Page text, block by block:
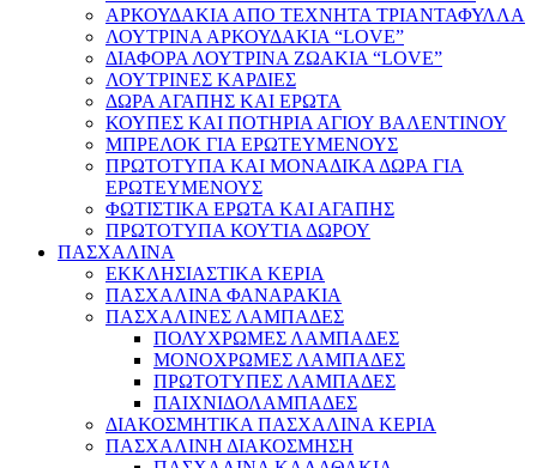
ΑΡΚΟΥΔΑΚΙΑ ΑΠΟ ΤΕΧΝΗΤΑ ΤΡΙΑΝΤΑΦΥΛΛΑ
ΛΟΥΤΡΙΝΑ ΑΡΚΟΥΔΑΚΙΑ “LOVE”
ΔΙΑΦΟΡΑ ΛΟΥΤΡΙΝΑ ΖΩΑΚΙΑ “LOVE”
ΛΟΥΤΡΙΝΕΣ ΚΑΡΔΙΕΣ
ΔΩΡΑ ΑΓΑΠΗΣ ΚΑΙ ΕΡΩΤΑ
ΚΟΥΠΕΣ ΚΑΙ ΠΟΤΗΡΙΑ ΑΓΙΟΥ ΒΑΛΕΝΤΙΝΟΥ
ΜΠΡΕΛΟΚ ΓΙΑ ΕΡΩΤΕΥΜΕΝΟΥΣ
ΠΡΩΤΟΤΥΠΑ ΚΑΙ ΜΟΝΑΔΙΚΑ ΔΩΡΑ ΓΙΑ
ΕΡΩΤΕΥΜΕΝΟΥΣ
ΦΩΤΙΣΤΙΚΑ ΕΡΩΤΑ ΚΑΙ ΑΓΑΠΗΣ
ΠΡΩΤΟΤΥΠΑ ΚΟΥΤΙΑ ΔΩΡΟΥ
ΠΑΣΧΑΛΙΝΑ
ΕΚΚΛΗΣΙΑΣΤΙΚΑ ΚΕΡΙΑ
ΠΑΣΧΑΛΙΝΑ ΦΑΝΑΡΑΚΙΑ
ΠΑΣΧΑΛΙΝΕΣ ΛΑΜΠΑΔΕΣ
ΠΟΛΥΧΡΩΜΕΣ ΛΑΜΠΑΔΕΣ
ΜΟΝΟΧΡΩΜΕΣ ΛΑΜΠΑΔΕΣ
ΠΡΩΤΟΤΥΠΕΣ ΛΑΜΠΑΔΕΣ
ΠΑΙΧΝΙΔΟΛΑΜΠΑΔΕΣ
ΔΙΑΚΟΣΜΗΤΙΚΑ ΠΑΣΧΑΛΙΝΑ ΚΕΡΙΑ
ΠΑΣΧΑΛΙΝΗ ΔΙΑΚΟΣΜΗΣΗ